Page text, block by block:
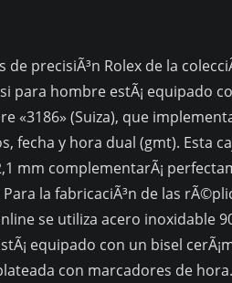
precisiÃ³n Rolex de la
para hombre estÃ¡ equipado
«3186» (Suiza), que
fecha y hora dual (gmt). Esta
mm complementarÃ¡
la fabricaciÃ³n de las
se utiliza acero inoxidable
equipado con un bisel
con marcadores de